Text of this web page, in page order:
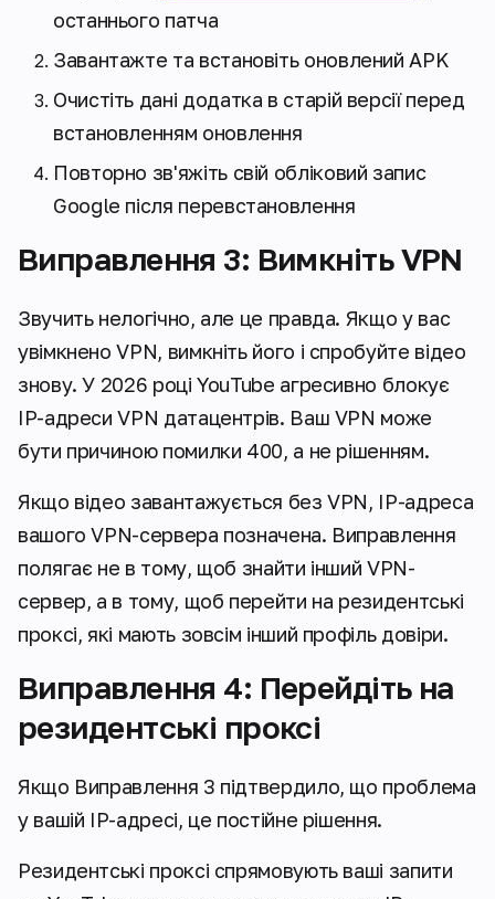
останнього патча
Завантажте та встановіть оновлений APK
Очистіть дані додатка в старій версії перед
встановленням оновлення
Повторно зв'яжіть свій обліковий запис
Google після перевстановлення
Виправлення 3: Вимкніть VPN
Звучить нелогічно, але це правда. Якщо у вас
увімкнено VPN, вимкніть його і спробуйте відео
знову. У 2026 році YouTube агресивно блокує
IP-адреси VPN датацентрів. Ваш VPN може
бути причиною помилки 400, а не рішенням.
Якщо відео завантажується без VPN, IP-адреса
вашого VPN-сервера позначена. Виправлення
полягає не в тому, щоб знайти інший VPN-
сервер, а в тому, щоб перейти на резидентські
проксі, які мають зовсім інший профіль довіри.
Виправлення 4: Перейдіть на
резидентські проксі
Якщо Виправлення 3 підтвердило, що проблема
у вашій IP-адресі, це постійне рішення.
Резидентські проксі спрямовують ваші запити